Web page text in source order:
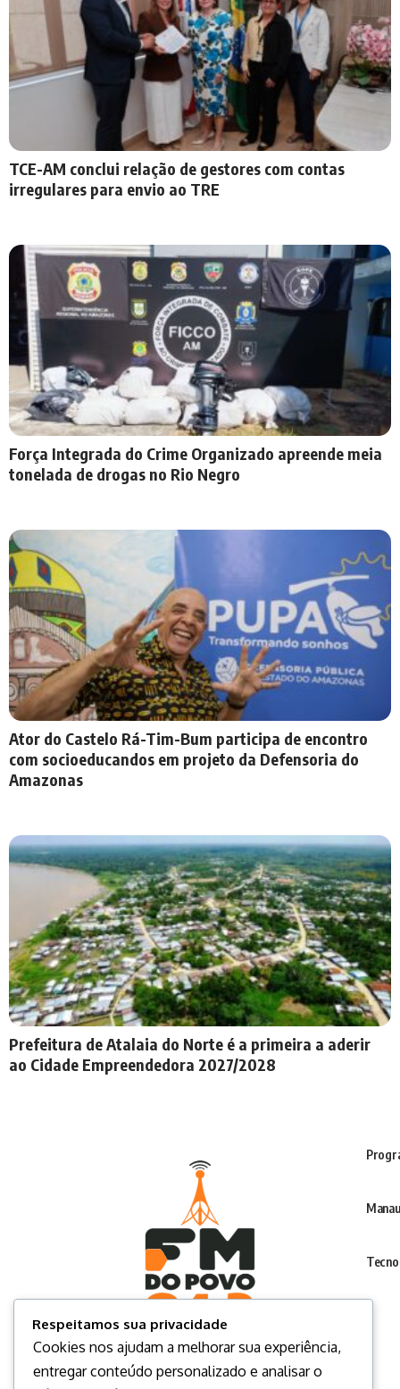
TCE-AM conclui relação de gestores com contas
irregulares para envio ao TRE
Força Integrada do Crime Organizado apreende meia
tonelada de drogas no Rio Negro
Ator do Castelo Rá-Tim-Bum participa de encontro
com socioeducandos em projeto da Defensoria do
Amazonas
Prefeitura de Atalaia do Norte é a primeira a aderir
ao Cidade Empreendedora 2027/2028
Respeitamos sua privacidade
Cookies nos ajudam a melhorar sua experiência,
entregar conteúdo personalizado e analisar o